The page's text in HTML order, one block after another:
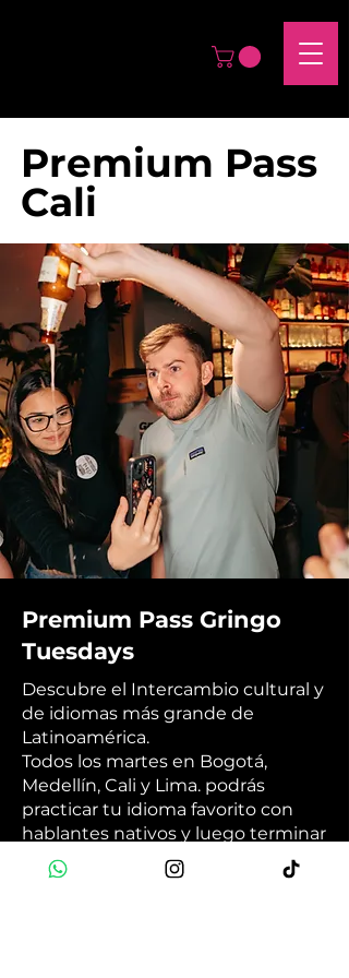
Premium Pass
Cali
Premium Pass Gringo
Tuesdays
Descubre el Intercambio cultural y
de idiomas más grande de
Latinoamérica.
Todos los martes en Bogotá,
Medellín, Cali y Lima. podrás
practicar tu idioma favorito con
hablantes nativos y luego terminar
la noche en la mejor fiesta
internacional de la ciudad. 🗣️🎉💃🏽